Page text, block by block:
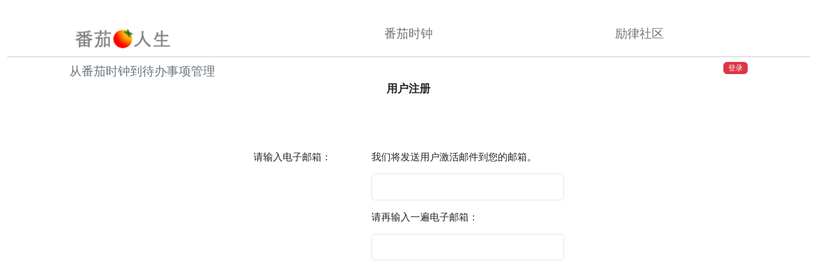
番茄时钟 励律社区
从番茄时钟到待办事项管理 登录
用户注册
请输入电子邮箱： 我们将发送用户激活邮件到您的邮箱。
请再输入一遍电子邮箱：